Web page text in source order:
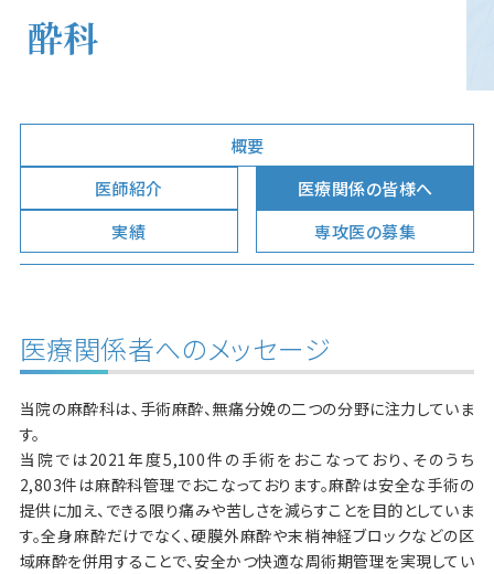
酔科
概要
医師紹介
医療関係の皆様へ
実績
専攻医の募集
医療関係者へのメッセージ
当院の麻酔科は、手術麻酔、無痛分娩の二つの分野に注力していま
す。
当院では2021年度5,100件の手術をおこなっており、そのうち
2,803件は麻酔科管理でおこなっております。麻酔は安全な手術の
提供に加え、できる限り痛みや苦しさを減らすことを目的としていま
す。全身麻酔だけでなく、硬膜外麻酔や末梢神経ブロックなどの区
域麻酔を併用することで、安全かつ快適な周術期管理を実現してい